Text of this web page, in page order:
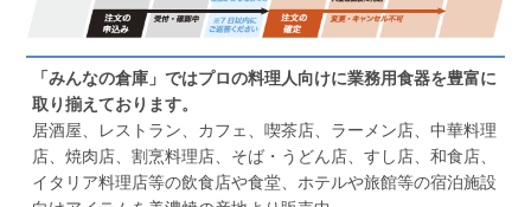
「みんなの倉庫」ではプロの料理人向けに業務用食器を豊富に
取り揃えております。
居酒屋、レストラン、カフェ、喫茶店、ラーメン店、中華料理
店、焼肉店、割烹料理店、そば・うどん店、すし店、和食店、
イタリア料理店等の飲食店や食堂、ホテルや旅館等の宿泊施設